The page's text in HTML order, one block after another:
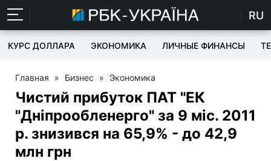
RU
КУРС ДОЛЛАРА ЭКОНОМИКА ЛИЧНЫЕ ФИНАНСЫ
Главная » Бизнес » Экономика
Чистий прибуток ПАТ "ЕК
"Дніпрообленерго" за 9 міс. 2011
р. знизився на 65,9% - до 42,9
млн грн